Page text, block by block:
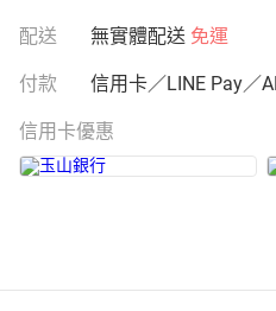
配送 無實體配送 免運
付款 信用卡／LINE Pay／
信用卡優惠